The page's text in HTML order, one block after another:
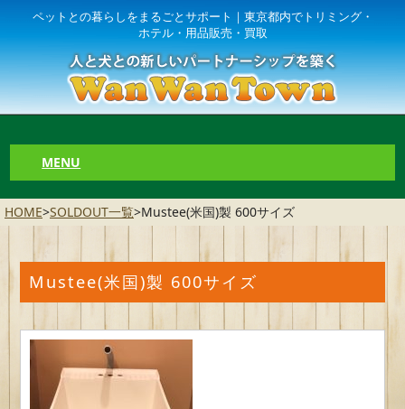
ペットとの暮らしをまるごとサポート｜東京都内でトリミング・
ホテル・用品販売・買取
MENU
HOME>SOLDOUT一覧>Mustee(米国)製 600サイズ
Mustee(米国)製 600サイズ